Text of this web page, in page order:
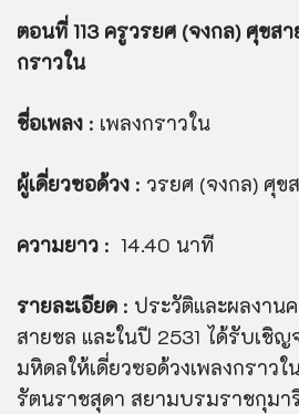
ตอนที่ 113 ครูวรยศ (จงกล) ศุขส
กราวใน
ชื่อเพลง : เพลงกราวใน
ผู้เดี่ยวซอด้วง : วรยศ (จงกล) ศุข
ความยาว : 14.40 นาที
รายละเอียด : ประวัติและผลงาน
สายชล และในปี 2531 ได้รับเชิ
มหิดลให้เดี่ยวซอด้วงเพลงกราว
รัตนราชสุดา สยามบรมราชกุมา